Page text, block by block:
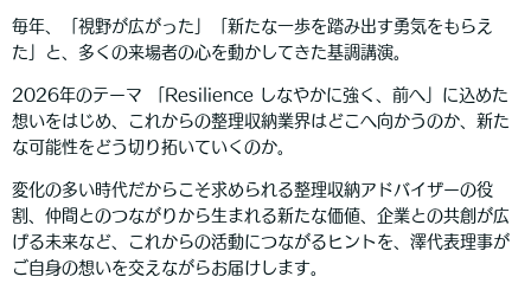
毎年、「視野が広がった」「新たな一歩を踏み出す勇気をもらえ
た」と、多くの来場者の心を動かしてきた基調講演。
2026年のテーマ 「Resilience しなやかに強く、前へ」に込めた
想いをはじめ、これからの整理収納業界はどこへ向かうのか、新た
な可能性をどう切り拓いていくのか。
変化の多い時代だからこそ求められる整理収納アドバイザーの役
割、仲間とのつながりから生まれる新たな価値、企業との共創が広
げる未来など、これからの活動につながるヒントを、澤代表理事が
ご自身の想いを交えながらお届けします。